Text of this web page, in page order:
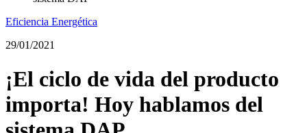
Eficiencia Energética
29/01/2021
¡El ciclo de vida del producto
importa! Hoy hablamos del